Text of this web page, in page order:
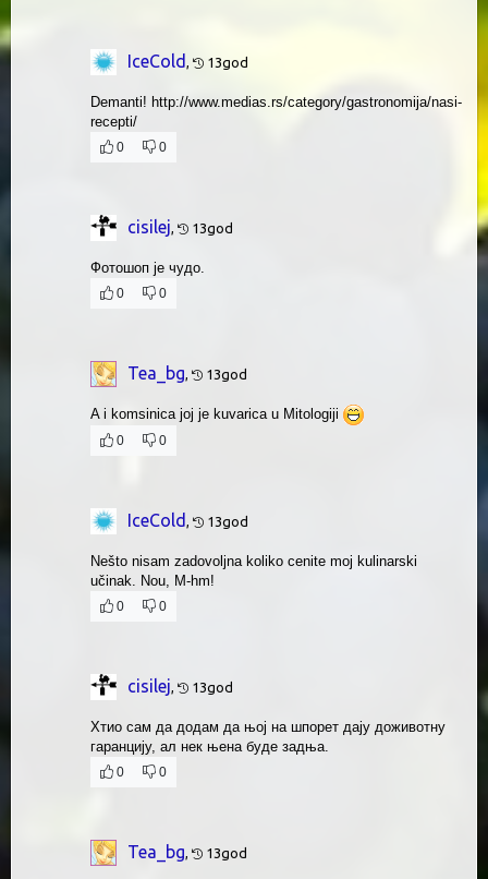
IceCold , 13god
Demanti! http://www.medias.rs/category/gastronomija/nasi-
recepti/
0 0
cisilej, 13god
Фотошоп је чудо.
0 0
Tea_bg, 13god
A i komsinica joj je kuvarica u Mitologiji
0 0
IceCold , 13god
Nešto nisam zadovoljna koliko cenite moj kulinarski
učinak. Nou, M-hm!
0 0
cisilej, 13god
Хтио сам да додам да њој на шпорет дају доживотну
гаранцију, ал нек њена буде задња.
0 0
Tea_bg, 13god